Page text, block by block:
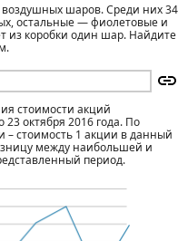
воздушных шаров. Среди них 34
остальные — фиолетовые и
из коробки один шар. Найдите
стоимости акций
23 октября 2016 года. По
– стоимость 1 акции в данный
между наибольшей и
период.